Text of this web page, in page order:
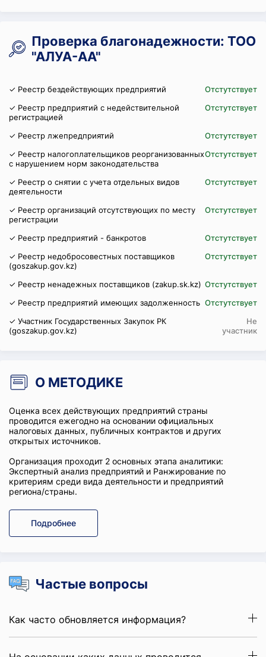
Проверка благонадежности: ТОО
"АЛУА-АА"
✓ Реестр бездействующих предприятий
Отстутствует
✓ Реестр предприятий с недействительной
регистрацией
Отстутствует
✓ Реестр лжепредприятий
Отстутствует
✓ Реестр налогоплательщиков реорганизованных
с нарушением норм законодательства
Отстутствует
✓ Реестр о снятии с учета отдельных видов
деятельности
Отстутствует
✓ Реестр организаций отсутствующих по месту
регистрации
Отстутствует
✓ Реестр предприятий - банкротов
Отстутствует
✓ Реестр недобросовестных поставщиков
(goszakup.gov.kz)
Отстутствует
✓ Реестр ненадежных поставщиков (zakup.sk.kz) Отстутствует
✓ Реестр предприятий имеющих задолженность Отстутствует
✓ Участник Государственных Закупок РК
(goszakup.gov.kz)
Не
участник
О МЕТОДИКЕ
Оценка всех действующих предприятий страны
проводится ежегодно на основании официальных
налоговых данных, публичных контрактов и других
открытых источников.
Организация проходит 2 основных этапа аналитики:
Экспертный анализ предприятий и Ранжирование по
критериям среди вида деятельности и предприятий
региона/страны.
Подробнее
Частые вопросы
Как часто обновляется информация?